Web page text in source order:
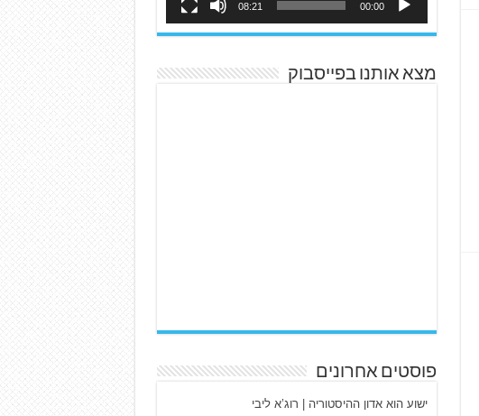
00:00
08:21
מצא אותנו בפייסבוק
פוסטים אחרונים
ישוע הוא אדון ההיסטוריה | רוג’א ליבי